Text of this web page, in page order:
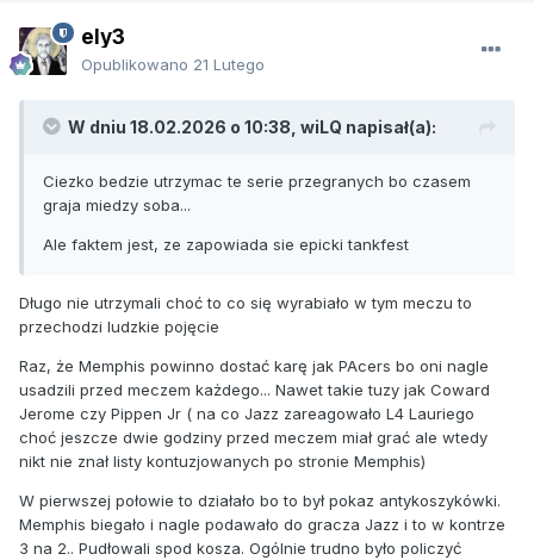
ely3
Opublikowano 21 Lutego
W dniu 18.02.2026 o 10:38, wiLQ napisał(a):
Ciezko bedzie utrzymac te serie przegranych bo czasem
graja miedzy soba...
Ale faktem jest, ze zapowiada sie epicki tankfest
Długo nie utrzymali choć to co się wyrabiało w tym meczu to
przechodzi ludzkie pojęcie
Raz, że Memphis powinno dostać karę jak PAcers bo oni nagle
usadzili przed meczem każdego... Nawet takie tuzy jak Coward
Jerome czy Pippen Jr ( na co Jazz zareagowało L4 Lauriego
choć jeszcze dwie godziny przed meczem miał grać ale wtedy
nikt nie znał listy kontuzjowanych po stronie Memphis)
W pierwszej połowie to działało bo to był pokaz antykoszykówki.
Memphis biegało i nagle podawało do gracza Jazz i to w kontrze
3 na 2.. Pudłowali spod kosza. Ogólnie trudno było policzyć